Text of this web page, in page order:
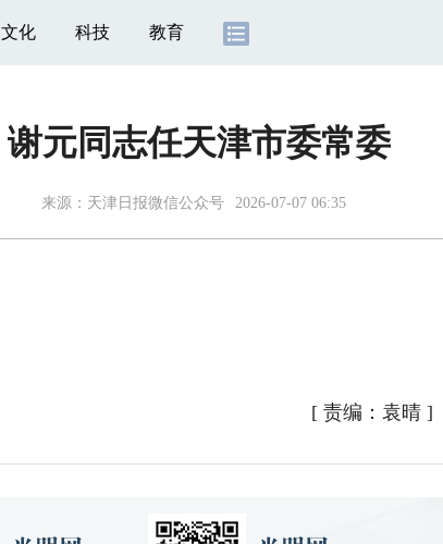
文化 科技 教育
谢元同志任天津市委常委
来源： 天津日报微信公众号 2026-07-07 06:35
[ 责编：袁晴 ]